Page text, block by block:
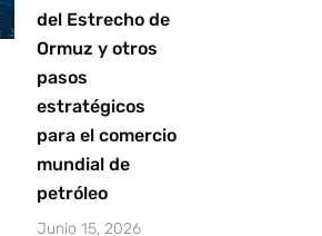
del Estrecho de
Ormuz y otros
pasos
estratégicos
para el comercio
mundial de
petróleo
Junio 15, 2026